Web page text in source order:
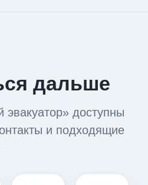
дальше
эвакуатор» доступны
и подходящие